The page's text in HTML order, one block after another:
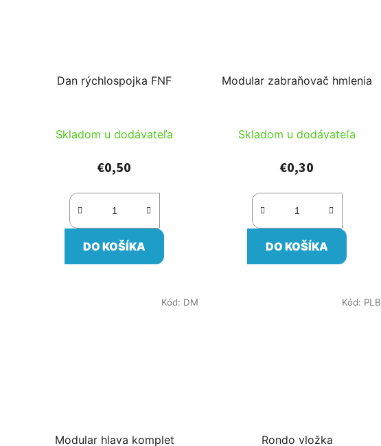
Dan rýchlospojka FNF
Skladom u dodávateľa
€0,50
DO KOŠÍKA
Modular zabraňovač hmlenia
Skladom u dodávateľa
€0,30
DO KOŠÍKA
Modular hlava komplet
Kód: DM
Rondo vložka
Kód: PLB